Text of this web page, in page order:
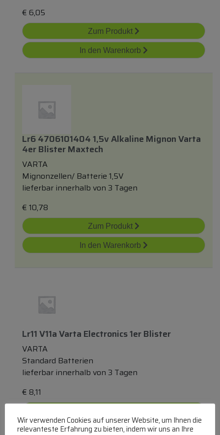
€ 6,05
Zum Produkt
In den Warenkorb
Lr6 4706101404 1,5v Alkaline Mignon Varta
4er Blister Maxtech
VARTA
Mignonzellen/ Batterie 1,5V
lieferbar innerhalb von 3 Tagen
€ 10,78
Zum Produkt
In den Warenkorb
Lr11 V11a Varta Electronics 1er Blister
VARTA
Standard Batterien
lieferbar innerhalb von 3 Tagen
€ 8,11
In den Warenkorb
Wir verwenden Cookies auf unserer Website, um Ihnen die
relevanteste Erfahrung zu bieten, indem wir uns an Ihre